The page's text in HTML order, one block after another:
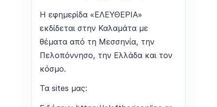
Η εφημερίδα «ΕΛΕΥΘΕΡΙΑ»
εκδίδεται στην Καλαμάτα με
θέματα από τη Μεσσηνία, την
Πελοπόννησο, την Ελλάδα και τον
κόσμο.
Τα sites μας: